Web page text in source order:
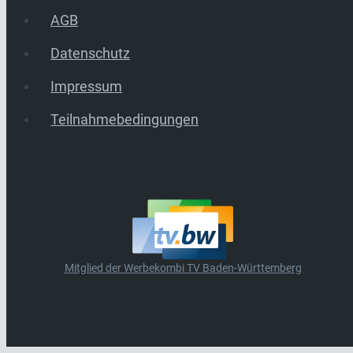
AGB
Datenschutz
Impressum
Teilnahmebedingungen
Mitglied der Werbekombi TV Baden-Württemberg